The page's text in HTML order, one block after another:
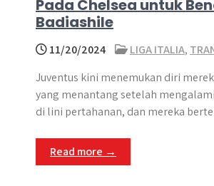
Pada Chelsea untuk
Badiashile
11/20/2024 LIGA ITALIA,
Juventus kini menemukan diri
yang menantang setelah
di lini pertahanan, dan mereka
Read more →